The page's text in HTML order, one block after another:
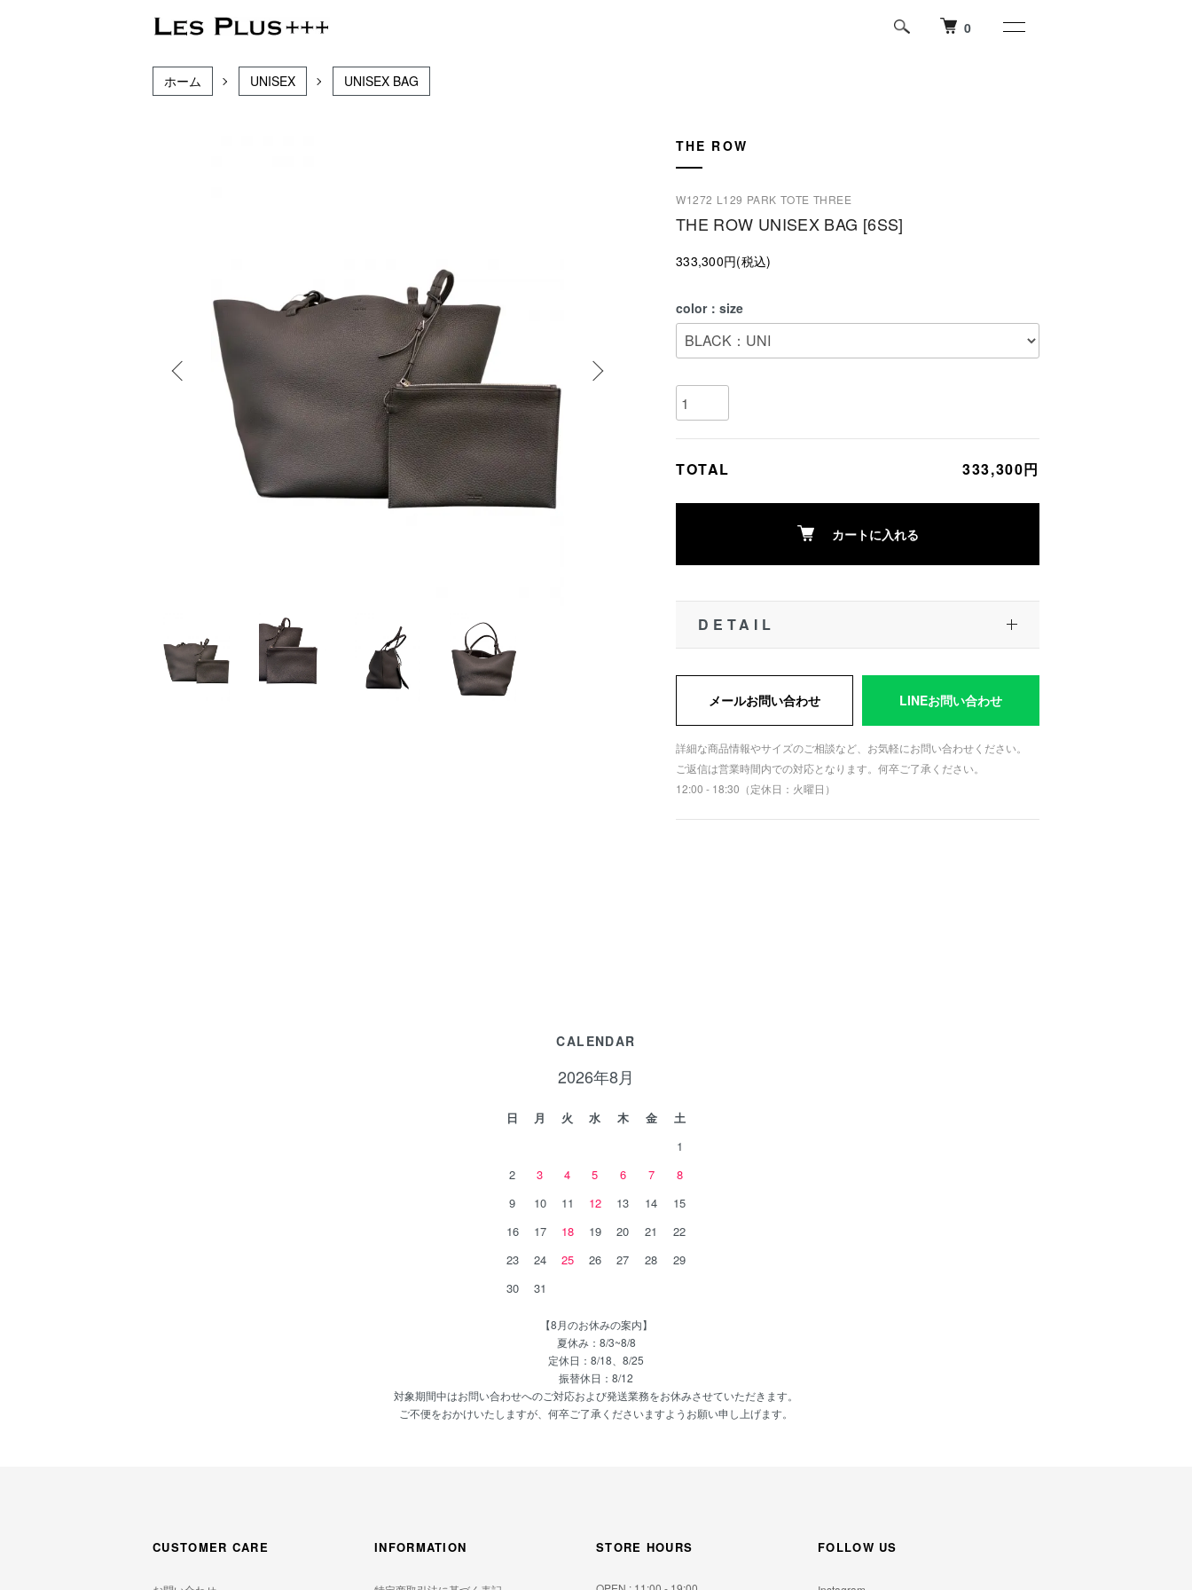
0
ホーム UNISEX UNISEX BAG
THE ROW
W1272 L129 PARK TOTE THREE
THE ROW UNISEX BAG [6SS]
333,300円(税込)
color：size
TOTAL 333,300円
カートに入れる
DETAIL
メールお問い合わせ LINEお問い合わせ
詳細な商品情報やサイズのご相談など、お気軽にお問い合わせください。
ご返信は営業時間内での対応となります。何卒ご了承ください。
12:00 - 18:30（定休日：火曜日）
CALENDAR
2026年8月
日 月 火 水 木 金
土
1
2
3 4 5 6 7
8
9
10 11 12 13 14
15
16
17 18 19 20 21
22
23
24 25 26 27 28
29
30
31
【8月のお休みの案内】
夏休み：8/3~8/8
定休日：8/18、8/25
振替休日：8/12
対象期間中はお問い合わせへのご対応および発送業務をお休みさせていただきます。
ご不便をおかけいたしますが、何卒ご了承くださいますようお願い申し上げます。
CUSTOMER CARE INFORMATION STORE HOURS FOLLOW US